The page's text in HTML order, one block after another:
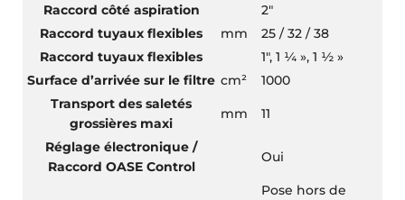
Raccord côté aspiration
2″
Raccord tuyaux flexibles
mm
25 / 32 / 38
Raccord tuyaux flexibles
1″, 1 ¼ », 1 ½ »
Surface d’arrivée sur le filtre cm²
1000
Transport des saletés
grossières maxi
mm 11
Réglage électronique /
Raccord OASE Control
Oui
Pose hors de